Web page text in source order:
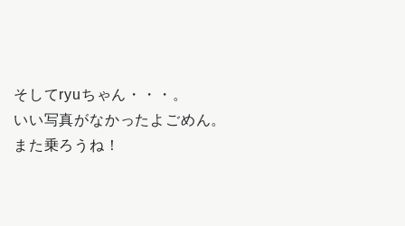
そしてryuちゃん・・・。
いい写真がなかったよごめん。
また乗ろうね！